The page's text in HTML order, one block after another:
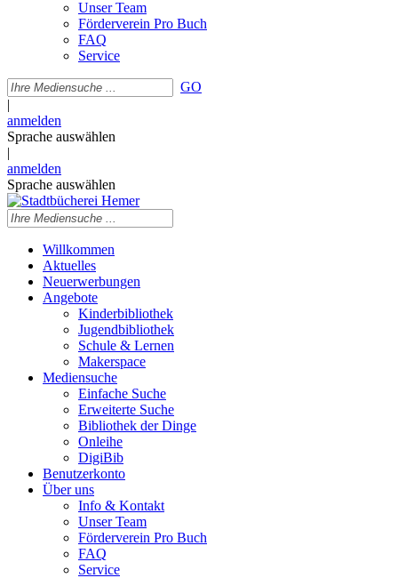
Unser Team
Förderverein Pro Buch
FAQ
Service
GO
|
anmelden
Sprache auswählen
|
anmelden
Sprache auswählen
Willkommen
Aktuelles
Neuerwerbungen
Angebote
Kinderbibliothek
Jugendbibliothek
Schule & Lernen
Makerspace
Mediensuche
Einfache Suche
Erweiterte Suche
Bibliothek der Dinge
Onleihe
DigiBib
Benutzerkonto
Über uns
Info & Kontakt
Unser Team
Förderverein Pro Buch
FAQ
Service